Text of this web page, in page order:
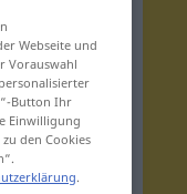
Webseite und
Vorauswahl
Button Ihr
Einwilligung
den Cookies
.